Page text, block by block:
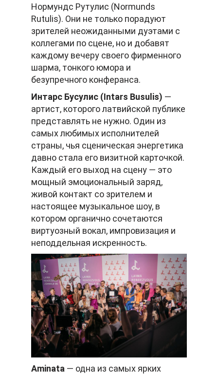
Нормундс Рутулис (Normunds
Rutulis). Они не только порадуют
зрителей неожиданными дуэтами с
коллегами по сцене, но и добавят
каждому вечеру своего фирменного
шарма, тонкого юмора и
безупречного конферанса.
Интарс Бусулис (Intars Busulis) —
артист, которого латвийской публике
представлять не нужно. Один из
самых любимых исполнителей
страны, чья сценическая энергетика
давно стала его визитной карточкой.
Каждый его выход на сцену — это
мощный эмоциональный заряд,
живой контакт со зрителем и
настоящее музыкальное шоу, в
котором органично сочетаются
виртуозный вокал, импровизация и
неподдельная искренность.
Aminata — одна из самых ярких